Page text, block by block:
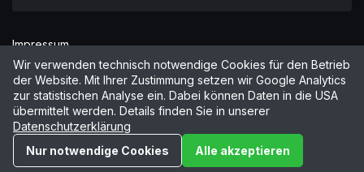
Impressum
Datenschutzerklärung
AGB
Cookies verwalten
© 2026 by Online Marketing Solutions AG
Wir verwenden technisch notwendige Cookies für den Betrieb
der Website. Mit Ihrer Zustimmung setzen wir Google Analytics
zur statistischen Analyse ein. Dabei können Daten in die USA
übermittelt werden. Details finden Sie in unserer
Datenschutzerklärung
Nur notwendige Cookies
Alle akzeptieren